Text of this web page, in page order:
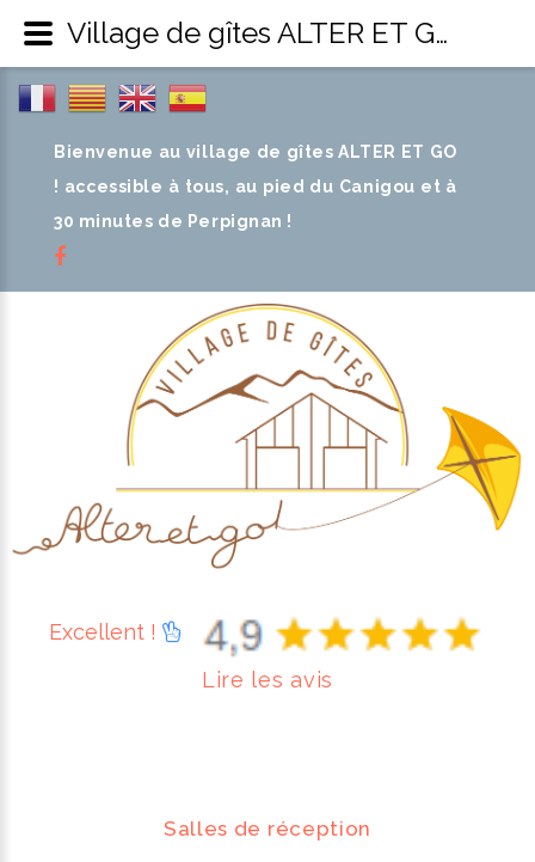
Bienvenue au village de gîtes ALTER ET GO
! accessible à tous, au pied du Canigou et à
30 minutes de Perpignan !
Excellent !
Lire les avis
Salles de réception
Village de gîtes ALTER ET GO ! - Salles de réception